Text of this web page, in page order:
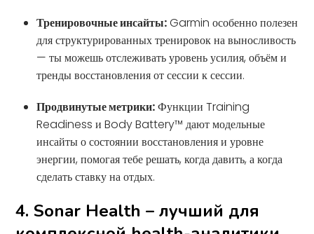
Тренировочные инсайты:Garmin особенно полезен
для структурированных тренировок на выносливость
— ты можешь отслеживать уровень усилия, объём и
тренды восстановления от сессии к сессии.
Продвинутые метрики:Функции Training
Readiness и Body Battery™ дают модельные
инсайты о состоянии восстановления и уровне
энергии, помогая тебе решать, когда давить, а когда
сделать ставку на отдых.
4. Sonar Health – лучший для